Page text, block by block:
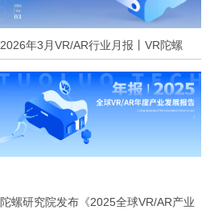
2026年3月VR/AR行业月报丨VR陀螺
陀螺研究院发布《2025全球VR/AR产业